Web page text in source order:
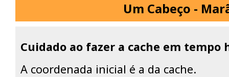
Um Cabeço -
Cuidado ao fazer a cache em tempo
A coordenada inicial é a da cache.